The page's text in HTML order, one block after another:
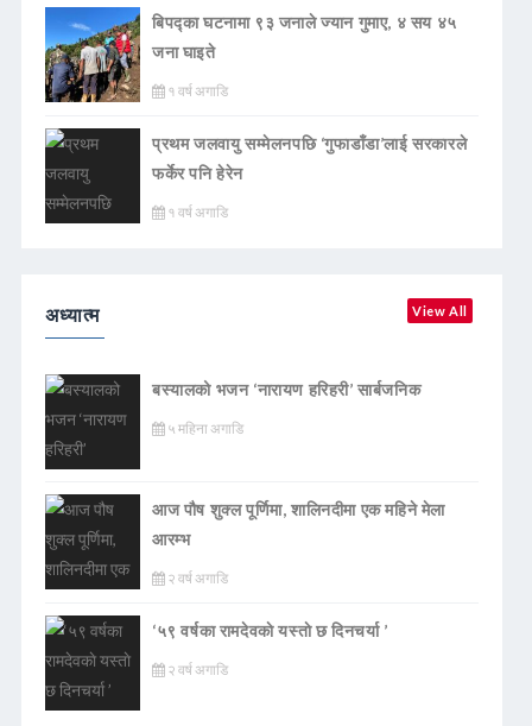
बिपद्का घटनामा ९३ जनाले ज्यान गुमाए, ४ सय ४५
जना घाइते
१ वर्ष अगाडि
प्रथम जलवायु सम्मेलनपछि ‘गुफाडाँडा’लाई सरकारले
फर्केर पनि हेरेन
१ वर्ष अगाडि
अध्यात्म View All
बस्यालको भजन ‘नारायण हरिहरी’ सार्बजनिक
५ महिना अगाडि
आज पौष शुक्ल पूर्णिमा, शालिनदीमा एक महिने मेला
आरम्भ
२ वर्ष अगाडि
‘५९ वर्षका रामदेवकाे यस्ताे छ दिनचर्या ’
२ वर्ष अगाडि